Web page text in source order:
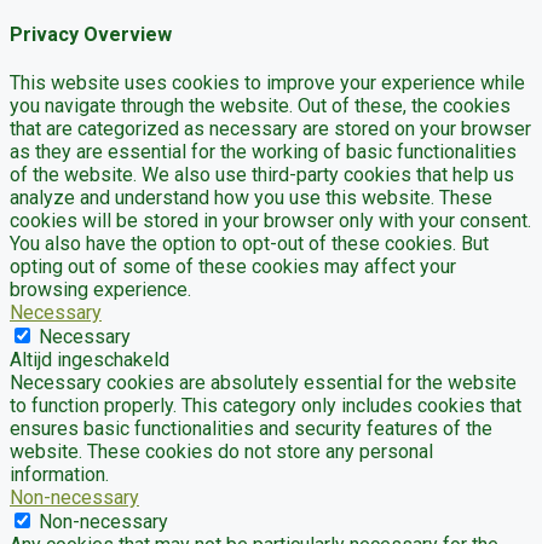
Privacy Overview
This website uses cookies to improve your experience while
you navigate through the website. Out of these, the cookies
that are categorized as necessary are stored on your browser
as they are essential for the working of basic functionalities
of the website. We also use third-party cookies that help us
analyze and understand how you use this website. These
cookies will be stored in your browser only with your consent.
You also have the option to opt-out of these cookies. But
opting out of some of these cookies may affect your
browsing experience.
Necessary
Necessary
Altijd ingeschakeld
Necessary cookies are absolutely essential for the website
to function properly. This category only includes cookies that
ensures basic functionalities and security features of the
website. These cookies do not store any personal
information.
Non-necessary
Non-necessary